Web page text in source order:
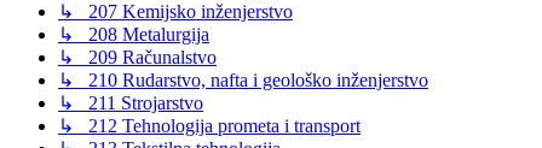
↳ 207 Kemijsko inženjerstvo
↳ 208 Metalurgija
↳ 209 Računalstvo
↳ 210 Rudarstvo, nafta i geološko inženjerstvo
↳ 211 Strojarstvo
↳ 212 Tehnologija prometa i transport